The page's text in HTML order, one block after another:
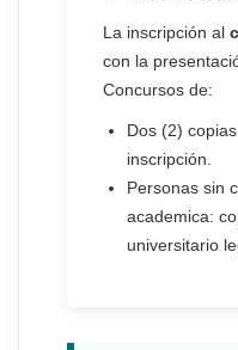
La inscripción al
con la
Concursos de:
Dos (2)
inscripción.
Personas sin
academica:
universitario